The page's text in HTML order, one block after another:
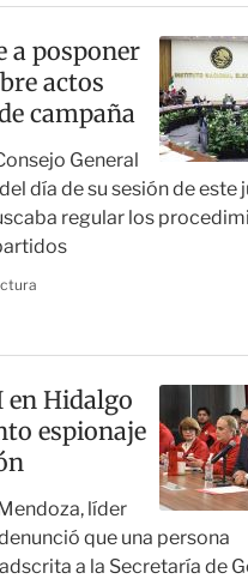
a posponer
actos
campaña
General
día de su sesión de este
regular los
en Hidalgo
espionaje
líder
que una persona
a la Secretaría de